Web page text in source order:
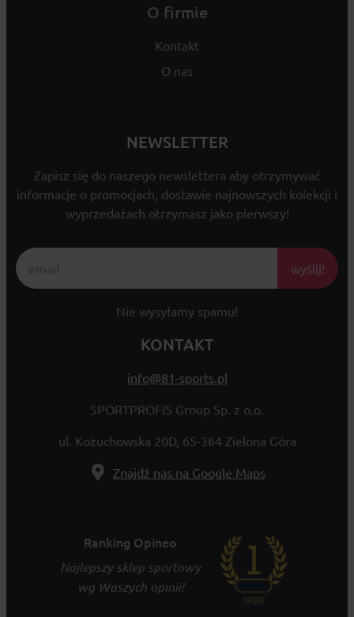
O firmie
Kontakt
O nas
NEWSLETTER
Zapisz się do naszego newslettera aby otrzymywać
informacje o promocjach, dostawie najnowszych kolekcji i
wyprzedażach otrzymasz jako pierwszy!
wyślij!
Nie wysyłamy spamu!
KONTAKT
info@81-sports.pl
SPORTPROFIS Group Sp. z o.o.
ul. Kożuchowska 20D, 65-364 Zielona Góra
Znajdź nas na Google Maps
Ranking Opineo
Najlepszy sklep sportowy
wg Waszych opinii!